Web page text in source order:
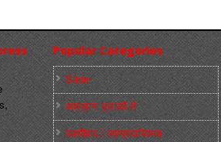
Popular Categories
Slider
कारख़ाना इलाक़ों से
फ़ासीवाद / साम्‍प्रदायिकता